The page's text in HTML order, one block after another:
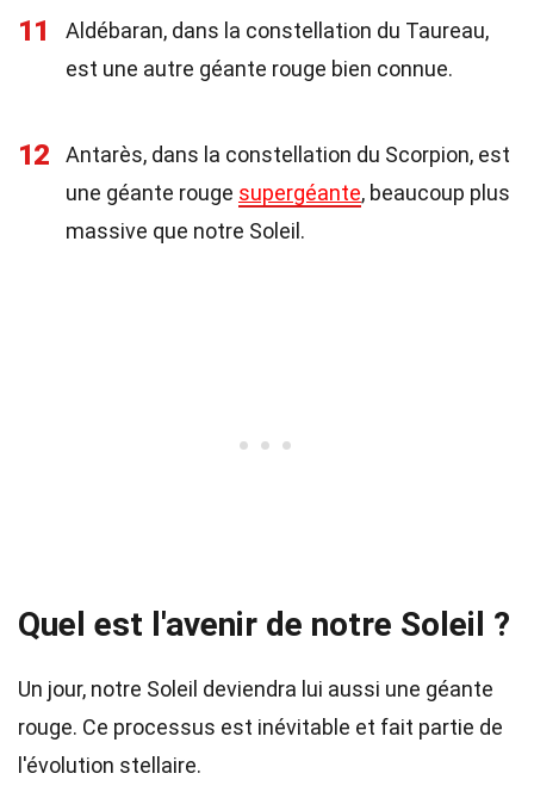
11
Aldébaran, dans la constellation du Taureau,
est une autre géante rouge bien connue.
12
Antarès, dans la constellation du Scorpion, est
une géante rouge supergéante, beaucoup plus
massive que notre Soleil.
Quel est l'avenir de notre Soleil ?
Un jour, notre Soleil deviendra lui aussi une géante
rouge. Ce processus est inévitable et fait partie de
l'évolution stellaire.